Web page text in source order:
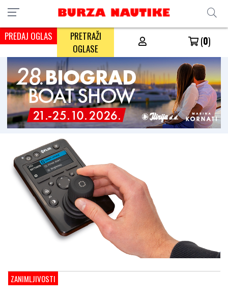
PREDAJ OGLAS
PRETRAŽI
OGLASE
(0)
ZANIMLJIVOSTI